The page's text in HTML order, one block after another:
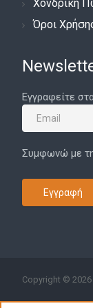
Χονδρική
Όροι
Εγγραφείτε
Συμφωνώ με
Εγγραφή
Copyright © 2026